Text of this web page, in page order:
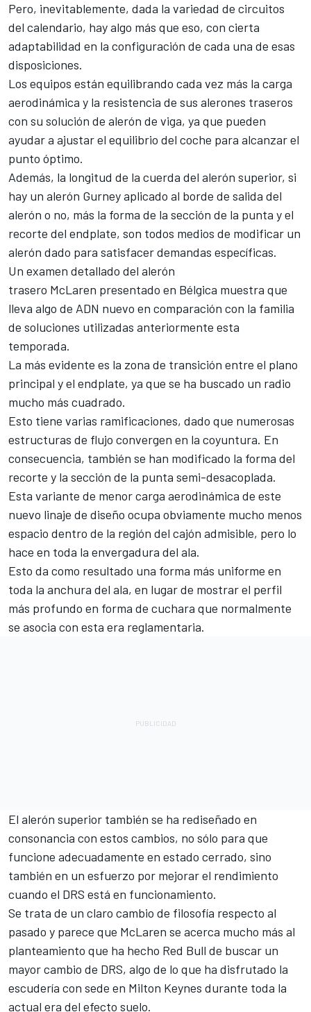
Pero, inevitablemente, dada la variedad de circuitos
del calendario, hay algo más que eso, con cierta
adaptabilidad en la configuración de cada una de esas
disposiciones.
Los equipos están equilibrando cada vez más la carga
aerodinámica y la resistencia de sus alerones traseros
con su solución de alerón de viga, ya que pueden
ayudar a ajustar el equilibrio del coche para alcanzar el
punto óptimo.
Además, la longitud de la cuerda del alerón superior, si
hay un alerón Gurney aplicado al borde de salida del
alerón o no, más la forma de la sección de la punta y el
recorte del endplate, son todos medios de modificar un
alerón dado para satisfacer demandas específicas.
Un examen detallado del alerón
trasero McLaren presentado en Bélgica muestra que
lleva algo de ADN nuevo en comparación con la familia
de soluciones utilizadas anteriormente esta
temporada.
La más evidente es la zona de transición entre el plano
principal y el endplate, ya que se ha buscado un radio
mucho más cuadrado.
Esto tiene varias ramificaciones, dado que numerosas
estructuras de flujo convergen en la coyuntura. En
consecuencia, también se han modificado la forma del
recorte y la sección de la punta semi-desacoplada.
Esta variante de menor carga aerodinámica de este
nuevo linaje de diseño ocupa obviamente mucho menos
espacio dentro de la región del cajón admisible, pero lo
hace en toda la envergadura del ala.
Esto da como resultado una forma más uniforme en
toda la anchura del ala, en lugar de mostrar el perfil
más profundo en forma de cuchara que normalmente
se asocia con esta era reglamentaria.
El alerón superior también se ha rediseñado en
consonancia con estos cambios, no sólo para que
funcione adecuadamente en estado cerrado, sino
también en un esfuerzo por mejorar el rendimiento
cuando el DRS está en funcionamiento.
Se trata de un claro cambio de filosofía respecto al
pasado y parece que McLaren se acerca mucho más al
planteamiento que ha hecho Red Bull de buscar un
mayor cambio de DRS, algo de lo que ha disfrutado la
escudería con sede en Milton Keynes durante toda la
actual era del efecto suelo.